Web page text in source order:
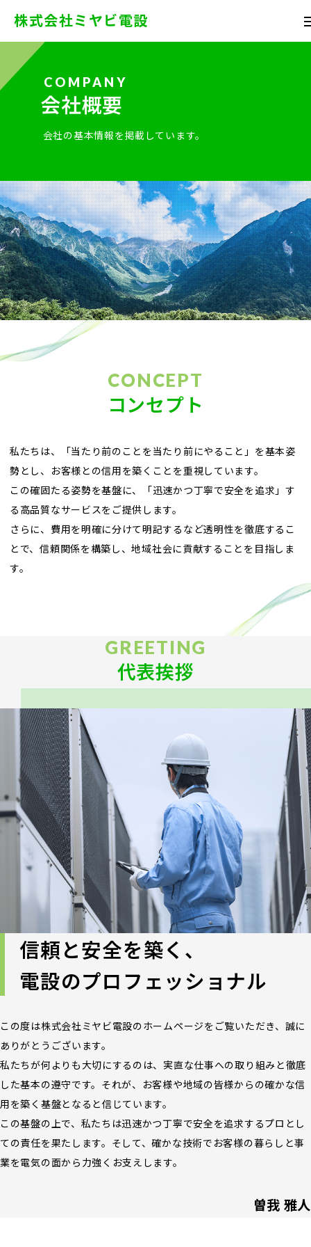
株式会社ミヤビ電設
会社概要
CONCEPT
コンセプト
私たちは、「当たり前のことを当たり前にやること」を基本姿
勢とし、お客様との信用を築くことを重視しています。
この確固たる姿勢を基盤に、「迅速かつ丁寧で安全を追求」す
る高品質なサービスをご提供します。
さらに、費用を明確に分けて明記するなど透明性を徹底するこ
とで、信頼関係を構築し、地域社会に貢献することを目指しま
す。
GREETING
代表挨拶
信頼と安全を築く、
電設のプロフェッショナル
この度は株式会社ミヤビ電設のホームページをご覧いただき、誠に
ありがとうございます。
私たちが何よりも大切にするのは、実直な仕事への取り組みと徹底
した基本の遵守です。それが、お客様や地域の皆様からの確かな信
用を築く基盤となると信じています。
この基盤の上で、私たちは迅速かつ丁寧で安全を追求するプロとし
ての責任を果たします。そして、確かな技術でお客様の暮らしと事
業を電気の面から力強くお支えします。
曽我 雅人